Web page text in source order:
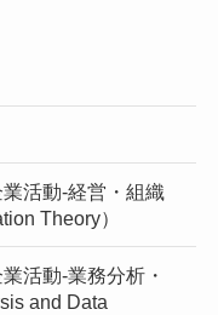
活動-経営・組織
Theory）
活動-業務分析・
and Data